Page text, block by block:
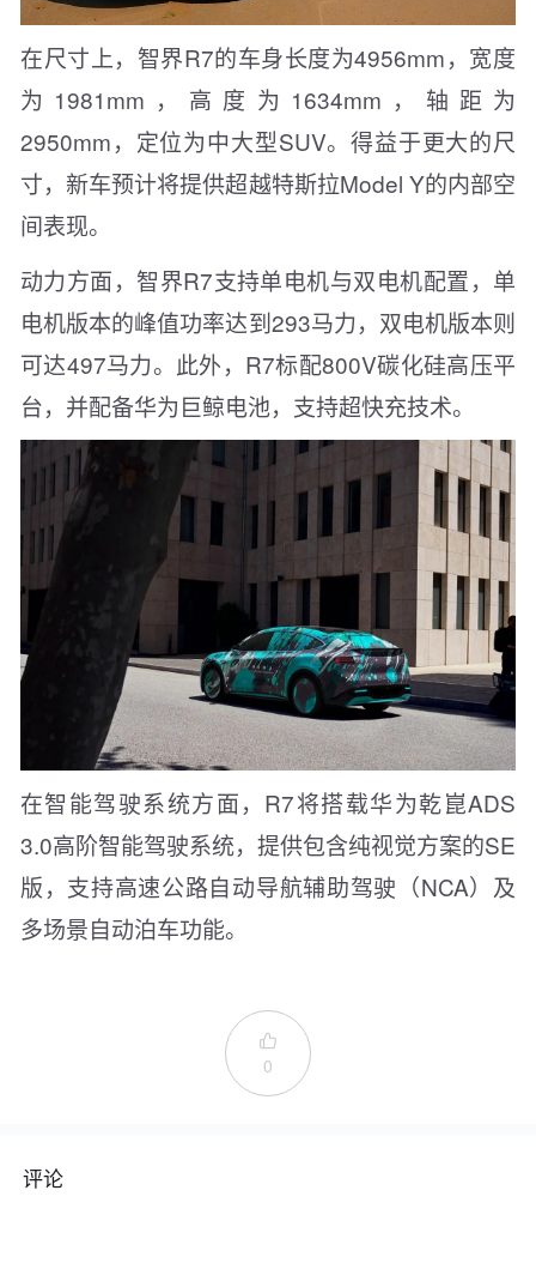
在尺寸上，智界R7的车身长度为4956mm，宽度
为1981mm，高度为1634mm，轴距为
2950mm，定位为中大型SUV。得益于更大的尺
寸，新车预计将提供超越特斯拉Model Y的内部空
间表现。
动力方面，智界R7支持单电机与双电机配置，单
电机版本的峰值功率达到293马力，双电机版本则
可达497马力。此外，R7标配800V碳化硅高压平
台，并配备华为巨鲸电池，支持超快充技术。
在智能驾驶系统方面，R7将搭载华为乾崑ADS
3.0高阶智能驾驶系统，提供包含纯视觉方案的SE
版，支持高速公路自动导航辅助驾驶（NCA）及
多场景自动泊车功能。

0
评论